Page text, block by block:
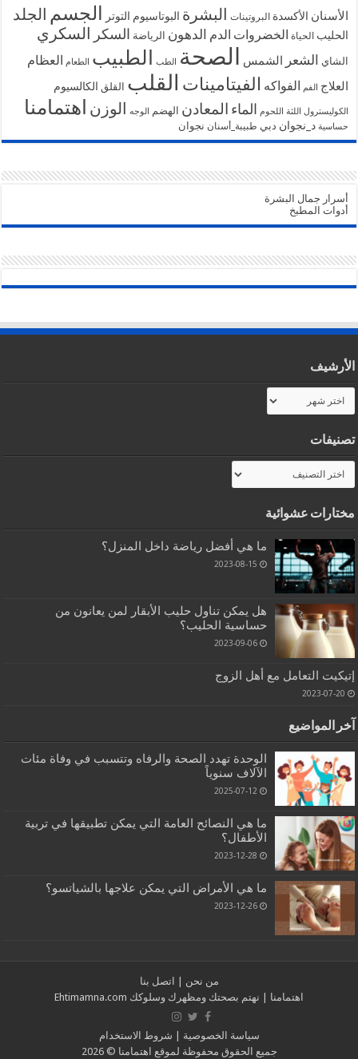
الأسنان الأكسدة البروتينات البشرة البوتاسيوم التوتر الجسم الجلد
الحليب الحياة الخضروات الدم الدهون الرياضة السكر السكري
الشاي الشعر الشمس الصحة الطب الطبيب الطعام
العظام
العلاج الفم الفواكه الفيتامينات القلب القلق الكالسيوم
الكوليسترول اللثة اللحوم الماء المعادن الهضم الوجه الوزن اهتمامنا
حساسية د_نجوان دبي طبيبة_أسنان نجوان
أسرار جمال البشرة
أدوات المطبخ
الأرشيف
الأرشيف
تصنيفات
تصنيفات
مختارات عشوائية
ما هي أفضل رياضة داخل المنزل؟
2023-08-15
هل يمكن تناول حليب الأبقار لمن يعانون من
حساسية الحليب؟
2023-09-06
إتيكيت التعامل مع أهل الزوج
2023-07-20
آخر المواضيع
الوحدة تهدد الصحة والرفاه وتتسبب في وفاة مئات
الآلاف سنوياً
2025-07-12
ما هي النصائح العامة التي يمكن تطبيقها في تربية
الأطفال؟
2023-12-28
ما هي الأمراض التي يمكن علاجها بالشياتسو؟
2023-12-26
من نحن
اتصل بنا
اهتمامنا | نهتم بصحتك ومظهرك وسلوكك Ehtimamna.com
سياسة الخصوصية
شروط الاستخدام
جميع الحقوق محفوظة لموقع اهتمامنا © 2026